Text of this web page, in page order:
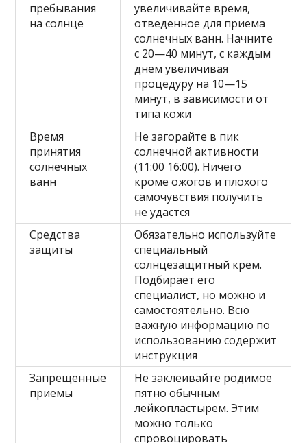
пребывания
на солнце
увеличивайте время,
отведенное для приема
солнечных ванн. Начните
с 20—40 минут, с каждым
днем увеличивая
процедуру на 10—15
минут, в зависимости от
типа кожи
Время
принятия
солнечных
ванн
Не загорайте в пик
солнечной активности
(11:00 16:00). Ничего
кроме ожогов и плохого
самочувствия получить
не удастся
Средства
защиты
Обязательно используйте
специальный
солнцезащитный крем.
Подбирает его
специалист, но можно и
самостоятельно. Всю
важную информацию по
использованию содержит
инструкция
Запрещенные
приемы
Не заклеивайте родимое
пятно обычным
лейкопластырем. Этим
можно только
спровоцировать